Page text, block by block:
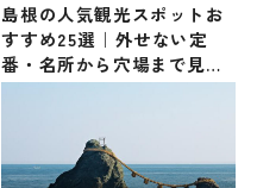
島根の人気観光スポットお
すすめ25選｜外せない定
番・名所から穴場まで見ど
ころ満載の観光地を紹介